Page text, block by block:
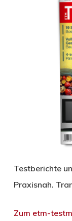
Testberichte
Praxisnah.
Zum etm-